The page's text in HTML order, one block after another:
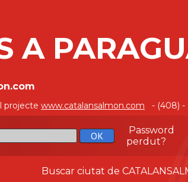
A
projecte www.catalansalmon.com - (408)
Password
perdut?
Buscar ciutat de